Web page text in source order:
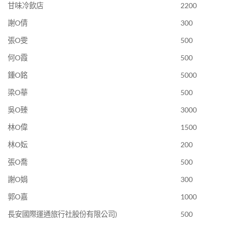
甘味冷飲店
2200
謝O倩
300
張O雯
500
何O霞
500
鍾O銘
5000
梁O華
500
吳O臻
3000
林O偉
1500
林O妘
200
張O喬
500
謝O娟
300
郭O嘉
1000
長安國際運通旅行社股份有限公司)
500